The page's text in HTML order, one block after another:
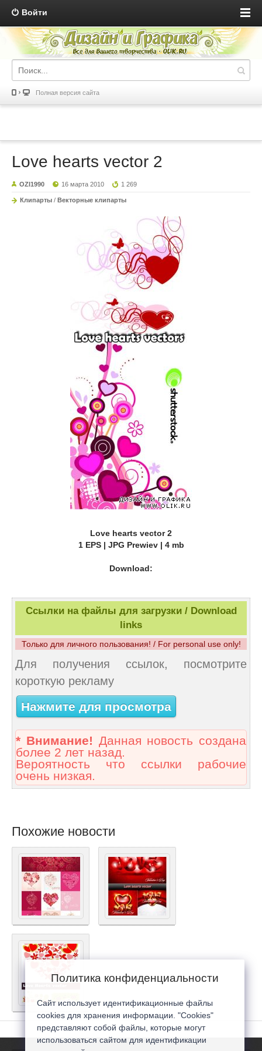
Войти
Полная версия сайта
Love hearts vector 2
OZI1990 16 марта 2010 1 269
Клипарты / Векторные клипарты
Love hearts vector 2
1 EPS | JPG Prewiev | 4 mb
Download:
Ссылки на файлы для загрузки / Download
links
Только для личного пользования! / For personal use only!
Для получения ссылок, посмотрите
короткую рекламу
Нажмите для просмотра
* Внимание! Данная новость создана
более 2 лет назад.
Вероятность что ссылки рабочие
очень низкая.
Похожие новости
Политика конфиденциальности
Сайт использует идентификационные файлы
cookies для хранения информации. "Cookies"
представляют собой файлы, которые могут
использоваться сайтом для идентификации